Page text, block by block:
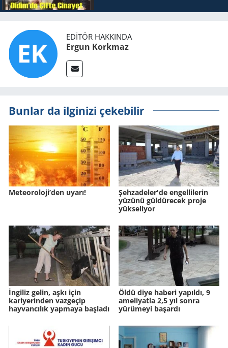
EDITÖR HAKKINDA
Ergun Korkmaz
Bunlar da ilginizi çekebilir
Meteoroloji’den uyarı!
Şehzadeler'de engellilerin
yüzünü güldürecek proje
yükseliyor
İngiliz gelin, aşkı için
kariyerinden vazgeçip
hayvancılık yapmaya başladı
Öldü diye haberi yapıldı, 9
ameliyatla 2,5 yıl sonra
yürümeyi başardı